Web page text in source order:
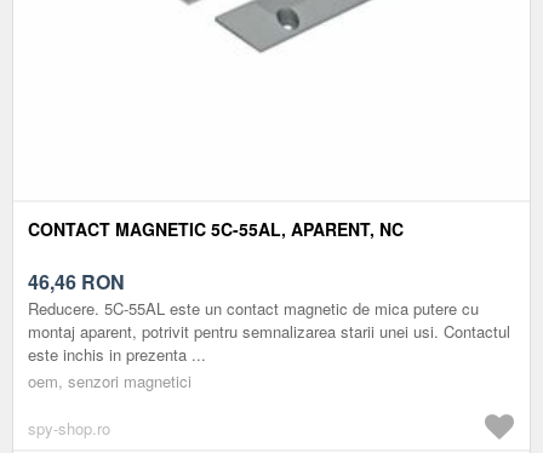
CONTACT MAGNETIC 5C-55AL, APARENT, NC
46,46 RON
Reducere. 5C-55AL este un contact magnetic de mica putere cu
montaj aparent, potrivit pentru semnalizarea starii unei usi. Contactul
este inchis in prezenta ...
oem, senzori magnetici
spy-shop.ro